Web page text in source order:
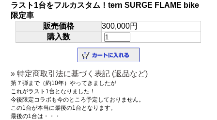
ラスト1台をフルカスタム！tern SURGE FLAME bike
限定車
販売価格
300,000円
購入数
» 特定商取引法に基づく表記 (返品など)
第７弾まで（約10年）やってきましたが
これがラスト1台となりました！
今後限定コラボも今のところ予定しておりません。
この1台が本当に最後の1台となります。
最後の1台は・・・